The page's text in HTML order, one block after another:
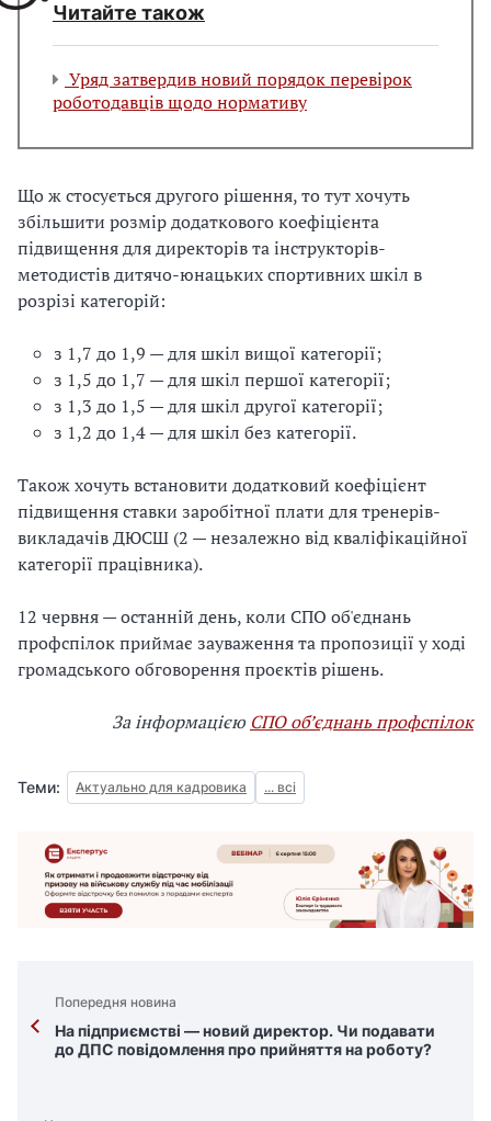
Читайте також
Уряд затвердив новий порядок перевірок
роботодавців щодо нормативу
Що ж стосується другого рішення, то тут хочуть
збільшити розмір додаткового коефіцієнта
підвищення для директорів та інструкторів-
методистів дитячо-юнацьких спортивних шкіл в
розрізі категорій:
з 1,7 до 1,9 — для шкіл вищої категорії;
з 1,5 до 1,7 — для шкіл першої категорії;
з 1,3 до 1,5 — для шкіл другої категорії;
з 1,2 до 1,4 — для шкіл без категорії.
Також хочуть встановити додатковий коефіцієнт
підвищення ставки заробітної плати для тренерів-
викладачів ДЮСШ (2 — незалежно від кваліфікаційної
категорії працівника).
12 червня — останній день, коли СПО об'єднань
профспілок приймає зауваження та пропозиції у ході
громадського обговорення проєктів рішень.
За інформацією СПО об’єднань профспілок
Теми: Актуально для кадровика ... всі
Попередня новина
На підприємстві — новий директор. Чи подавати
до ДПС повідомлення про прийняття на роботу?